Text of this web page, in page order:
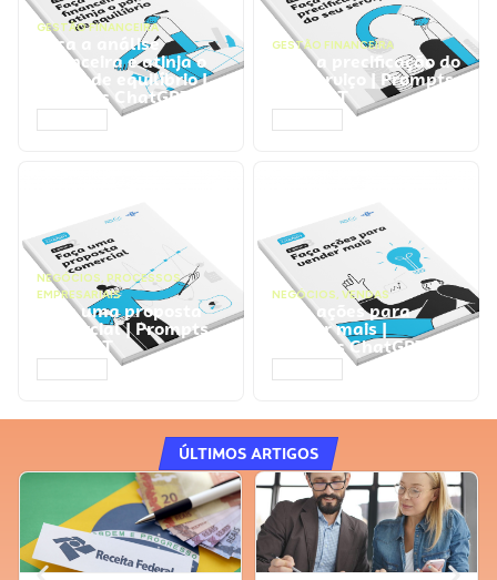
GESTÃO FINANCEIRA
Faça a análise
financeira e atinja o
ponto de equilíbrio |
Prompts ChatGPT
GESTÃO FINANCEIRA
Faça a precificação do
seu serviço | Prompts
ChatGPT
NEGÓCIOS, PROCESSOS
EMPRESARIAIS
Faça uma proposta
comercial | Prompts
ChatGPT
NEGÓCIOS, VENDAS
Faça ações para
vender mais |
Prompts ChatGPT
ÚLTIMOS ARTIGOS